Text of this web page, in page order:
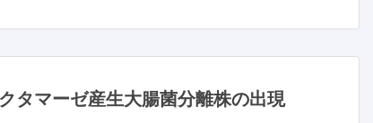
タマーゼ産生大腸菌分離株の出現